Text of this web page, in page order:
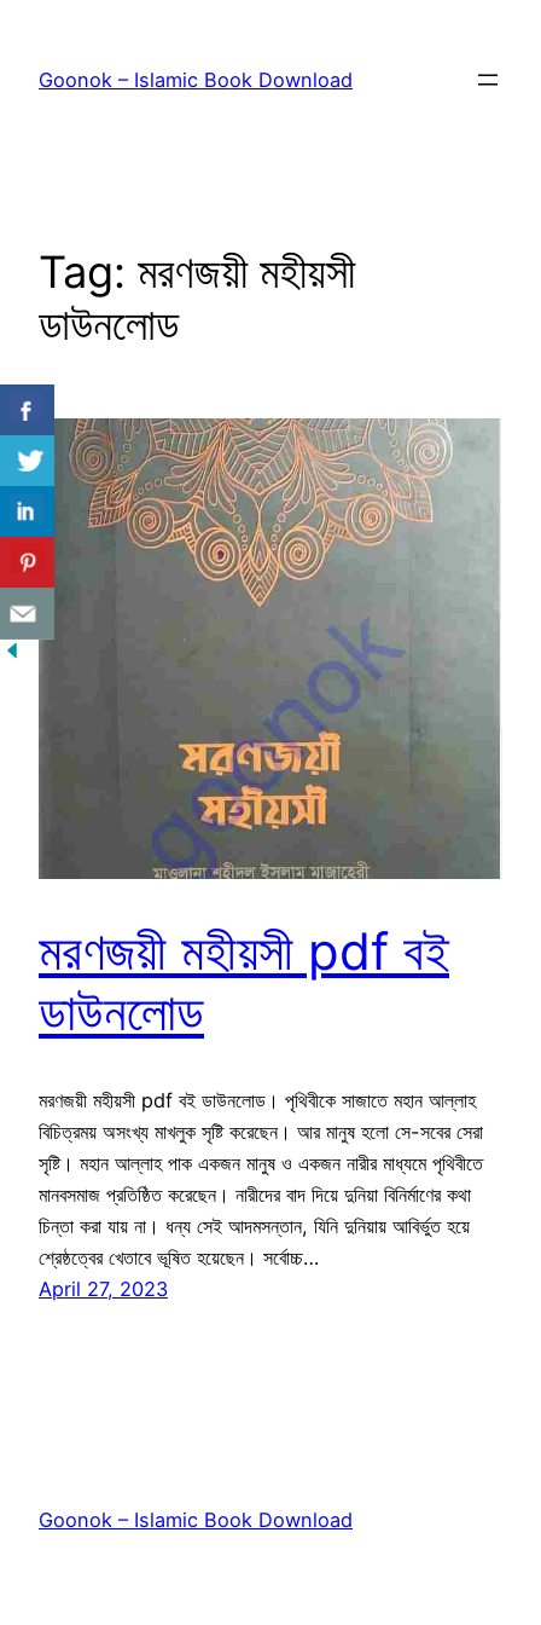
content
Goonok – Islamic Book Download
Tag: মরণজয়ী মহীয়সী
ডাউনলোড
মরণজয়ী মহীয়সী pdf বই
ডাউনলোড
মরণজয়ী মহীয়সী pdf বই ডাউনলোড। পৃথিবীকে সাজাতে মহান আল্লাহ
বিচিত্রময় অসংখ্য মাখলুক সৃষ্টি করেছেন। আর মানুষ হলো সে-সবের সেরা
সৃষ্টি। মহান আল্লাহ পাক একজন মানুষ ও একজন নারীর মাধ্যমে পৃথিবীতে
মানবসমাজ প্রতিষ্ঠিত করেছেন। নারীদের বাদ দিয়ে দুনিয়া বিনির্মাণের কথা
চিন্তা করা যায় না। ধন্য সেই আদমসন্তান, যিনি দুনিয়ায় আবির্ভুত হয়ে
শ্রেষ্ঠত্বের খেতাবে ভূষিত হয়েছেন। সর্বোচ্চ…
April 27, 2023
Goonok – Islamic Book Download